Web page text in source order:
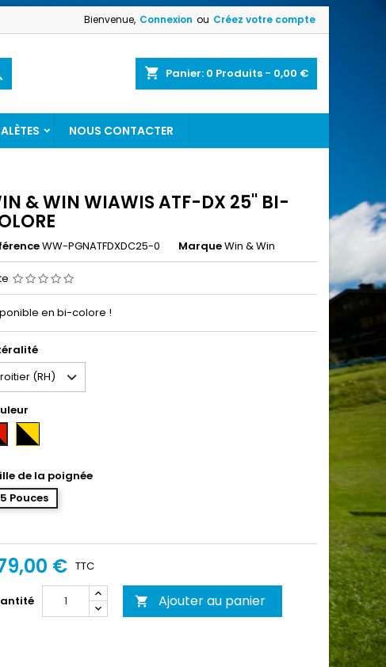
Bienvenue, Connexion ou Créez votre compte
shopping_cart Panier: 0 Produits - 0,00 €
NOUS CONTACTER
& WIN WIAWIS ATF-DX 25'' BI-
WW-PGNATFDXDC25-0 MarqueWin & Win
en bi-colore !
Noir-
Or
de la poignée
Pouces
€ TTC
 Ajouter au panier